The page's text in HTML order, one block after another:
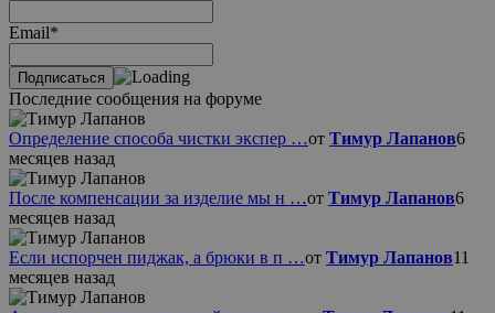
Email*
Последние сообщения на форуме
Определение способа чистки экспер …от Тимур Лапанов6
месяцев назад
После компенсации за изделие мы н …от Тимур Лапанов6
месяцев назад
Если испорчен пиджак, а брюки в п …от Тимур Лапанов11
месяцев назад